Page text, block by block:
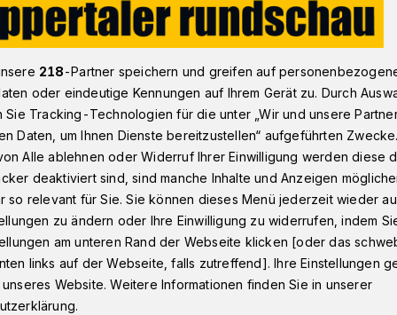
Vorstandsmitglied der WSW
der WSW
218-Partner speichern und greifen auf
oder eindeutige Kennungen auf Ihrem Gerät zu. Durch
Sie Tracking-Technologien für die unter „Wir und unsere
Daten, um Ihnen Dienste bereitzustellen“ aufgeführten
Alle ablehnen oder Widerruf Ihrer Einwilligung werden diese
deaktiviert sind, sind manche Inhalte und Anzeigen
so relevant für Sie. Sie können dieses Menü jederzeit wieder
zu ändern oder Ihre Einwilligung zu widerrufen, indem
am unteren Rand der Webseite klicken [oder das
links auf der Webseite, falls zutreffend]. Ihre Einstellungen
Website. Weitere Informationen finden Sie in unserer